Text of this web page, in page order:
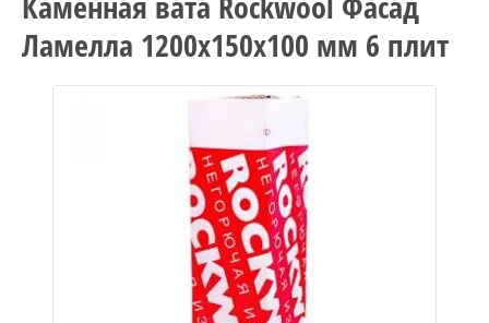
Ламелла 1200x150x100 мм 6 плит